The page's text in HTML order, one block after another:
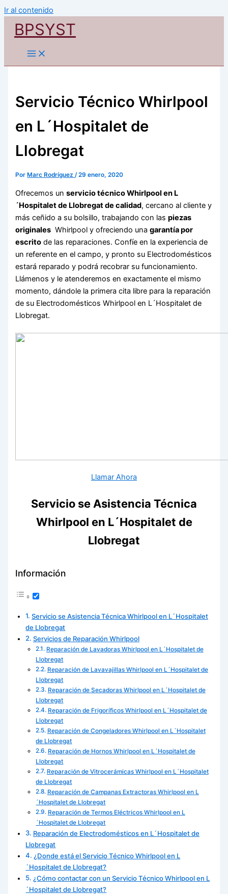
Ir al contenido
BPSYST
Servicio Técnico Whirlpool
en L´Hospitalet de
Llobregat
Por Marc Rodríguez/29 enero, 2020
Ofrecemos unservicio técnico Whirlpool en L
´Hospitalet de Llobregat de calidad, cercano al cliente y
más ceñido a su bolsillo, trabajando con laspiezas
originales Whirlpool y ofreciendo unagarantía por
escrito de las reparaciones. Confíe en la experiencia de
un referente en el campo, y pronto su Electrodomésticos
estará reparado y podrá recobrar su funcionamiento.
Llámenos y le atenderemos en exactamente el mismo
momento, dándole la primera cita libre para la reparación
de su Electrodomésticos Whirlpool en L´Hospitalet de
Llobregat.
Llamar Ahora
Servicio se Asistencia Técnica
Whirlpool en L´Hospitalet de
Llobregat
Información
Servicio se Asistencia Técnica Whirlpool en L´Hospitalet
de Llobregat
Servicios de Reparación Whirlpool
Reparación de Lavadoras Whirlpool en L´Hospitalet de
Llobregat
Reparación de Lavavajillas Whirlpool en L´Hospitalet de
Llobregat
Reparación de Secadoras Whirlpool en L´Hospitalet de
Llobregat
Reparación de Frigoríficos Whirlpool en L´Hospitalet de
Llobregat
Reparación de Congeladores Whirlpool en L´Hospitalet
de Llobregat
Reparación de Hornos Whirlpool en L´Hospitalet de
Llobregat
Reparación de Vitrocerámicas Whirlpool en L´Hospitalet
de Llobregat
Reparación de Campanas Extractoras Whirlpool en L
´Hospitalet de Llobregat
Reparación de Termos Eléctricos Whirlpool en L
´Hospitalet de Llobregat
Reparación de Electrodomésticos en L´Hospitalet de
Llobregat
¿Donde está el Servicio Técnico Whirlpool en L
´Hospitalet de Llobregat?
¿Cómo contactar con un Servicio Técnico Whirlpool en L
´Hospitalet de Llobregat?